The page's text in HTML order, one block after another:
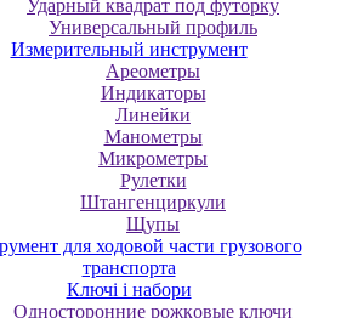
Ударный квадрат под футорку
Универсальный профиль
Измерительный инструмент
Ареометры
Индикаторы
Линейки
Манометры
Микрометры
Рулетки
Штангенциркули
Щупы
для ходовой части грузового
транспорта
Ключі і набори
Oднocтopoнниe poжкoвыe ключи